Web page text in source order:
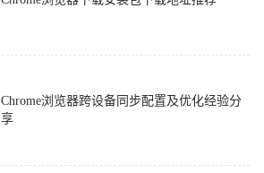
Chrome浏览器跨设备同步配置及优化经验分
享